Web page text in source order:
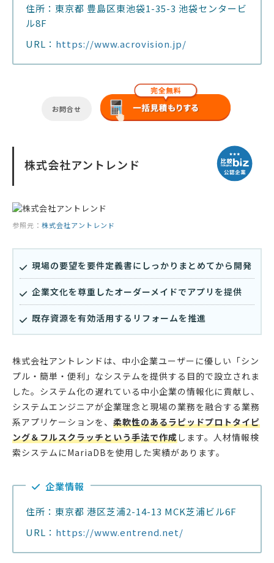
住所：東京都 豊島区東池袋1-35-3 池袋センタービ
ル8F
URL： https://www.acrovision.jp/
お問合せ
株式会社アントレンド
参照元： 株式会社アントレンド
現場の要望を要件定義書にしっかりまとめてから開発
企業文化を尊重したオーダーメイドでアプリを提供
既存資源を有効活用するリフォームを推進
株式会社アントレンドは、中小企業ユーザーに優しい「シン
プル・簡単・便利」なシステムを提供する目的で設立されま
した。システム化の遅れている中小企業の情報化に貢献し、
システムエンジニアが企業理念と現場の業務を融合する業務
系アプリケーションを、 柔軟性のあるラピッドプロトタイピ
ング＆フルスクラッチという手法で作成します。人材情報検
索システムにMariaDBを使用した実績があります。
企業情報
住所：東京都 港区芝浦2-14-13 MCK芝浦ビル6F
URL： https://www.entrend.net/